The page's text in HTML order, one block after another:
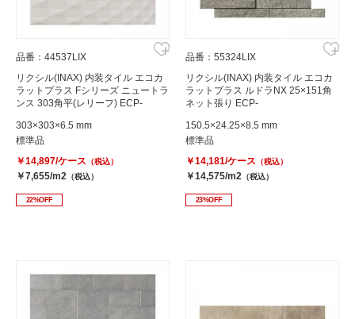
品番：44537LIX
リクシル(INAX) 内装タイル エコカ
ラットプラス Fシリーズ ニュートラ
ンス 303角平(レリーフ) ECP-
303×303×6.5 mm
標準品
￥14,897/ケース （税込）
￥7,655/m2 （税込）
22%OFF
品番：55324LIX
リクシル(INAX) 内装タイル エコカ
ラットプラス ルドラNX 25×151角
ネット張り ECP-
150.5×24.25×8.5 mm
標準品
￥14,181/ケース （税込）
￥14,575/m2 （税込）
23%OFF